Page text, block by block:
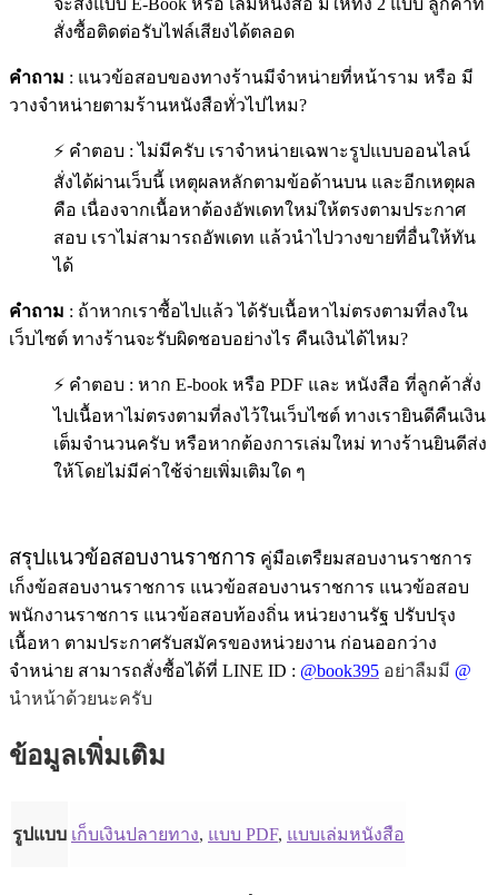
สั่งซื้อติดต่อรับไฟล์เสียงได้ตลอด
คำถาม : แนวข้อสอบของทางร้านมีจำหน่ายที่หน้าราม หรือ มี
วางจำหน่ายตามร้านหนังสือทั่วไปไหม?
⚡ คำตอบ : ไม่มีครับ เราจำหน่ายเฉพาะรูปแบบออนไลน์
สั่งได้ผ่านเว็บนี้ เหตุผลหลักตามข้อด้านบน และอีกเหตุผล
คือ เนื่องจากเนื้อหาต้องอัพเดทใหม่ให้ตรงตามประกาศ
สอบ เราไม่สามารถอัพเดท แล้วนำไปวางขายที่อื่นให้ทัน
ได้
คำถาม : ถ้าหากเราซื้อไปแล้ว ได้รับเนื้อหาไม่ตรงตามที่ลงใน
เว็บไซต์ ทางร้านจะรับผิดชอบอย่างไร คืนเงินได้ไหม?
⚡ คำตอบ : หาก E-book หรือ PDF และ หนังสือ ที่ลูกค้าสั่ง
ไปเนื้อหาไม่ตรงตามที่ลงไว้ในเว็บไซต์ ทางเรายินดีคืนเงิน
เต็มจำนวนครับ หรือหากต้องการเล่มใหม่ ทางร้านยินดีส่ง
ให้โดยไม่มีค่าใช้จ่ายเพิ่มเติมใด ๆ
สรุปแนวข้อสอบงานราชการ คู่มือเตรืยมสอบงานราชการ
เก็งข้อสอบงานราชการ แนวข้อสอบงานราชการ แนวข้อสอบ
พนักงานราชการ แนวข้อสอบท้องถิ่น หน่วยงานรัฐ ปรับปรุง
เนื้อหา ตามประกาศรับสมัครของหน่วยงาน ก่อนออกว่าง
จำหน่าย สามารถสั่งซื้อได้ที่ LINE ID : @book395 อย่าลืมมี @
นำหน้าด้วยนะครับ
ข้อมูลเพิ่มเติม
รูปแบบ เก็บเงินปลายทาง, แบบ PDF, แบบเล่มหนังสือ